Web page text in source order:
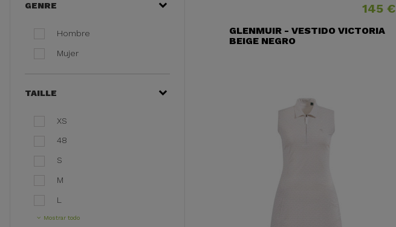
GENRE
Hombre
Mujer
TAILLE
XS
48
S
M
L
Mostrar todo
Precio
145 €
GLENMUIR - VESTIDO VICTORIA
BEIGE NEGRO